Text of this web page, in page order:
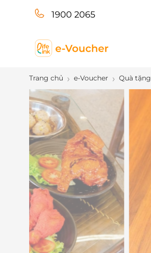
1900 2065
Trang chủ e-Voucher Quà tặng